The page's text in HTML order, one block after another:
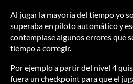
Al jugar la mayoría del tiempo yo
superaba en piloto automático y
contemplase algunos errores que
tiempo a corregir.
Por ejemplo a partir del nivel 4
fuera un checkpoint para que el